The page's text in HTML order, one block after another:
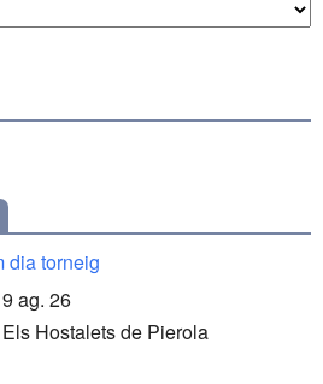
dia torneig
9 ag. 26
Els Hostalets de Pierola